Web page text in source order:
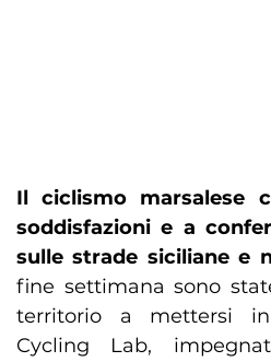
Il ciclismo marsalese
soddisfazioni e a
sulle strade siciliane e
fine settimana sono
territorio a mettersi
Cycling Lab,